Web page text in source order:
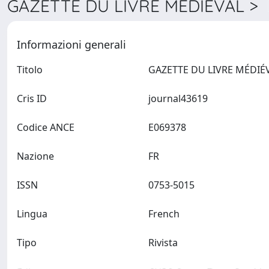
GAZETTE DU LIVRE MÉDIÉVAL
Informazioni generali
Titolo
Cris ID
Codice ANCE
Nazione
ISSN
Lingua
Tipo Rivista